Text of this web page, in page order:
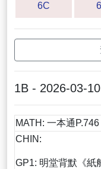
6C
1B - 2026-03-10
MATH: 一本通
CHIN:
GP1: 明堂背默《紙